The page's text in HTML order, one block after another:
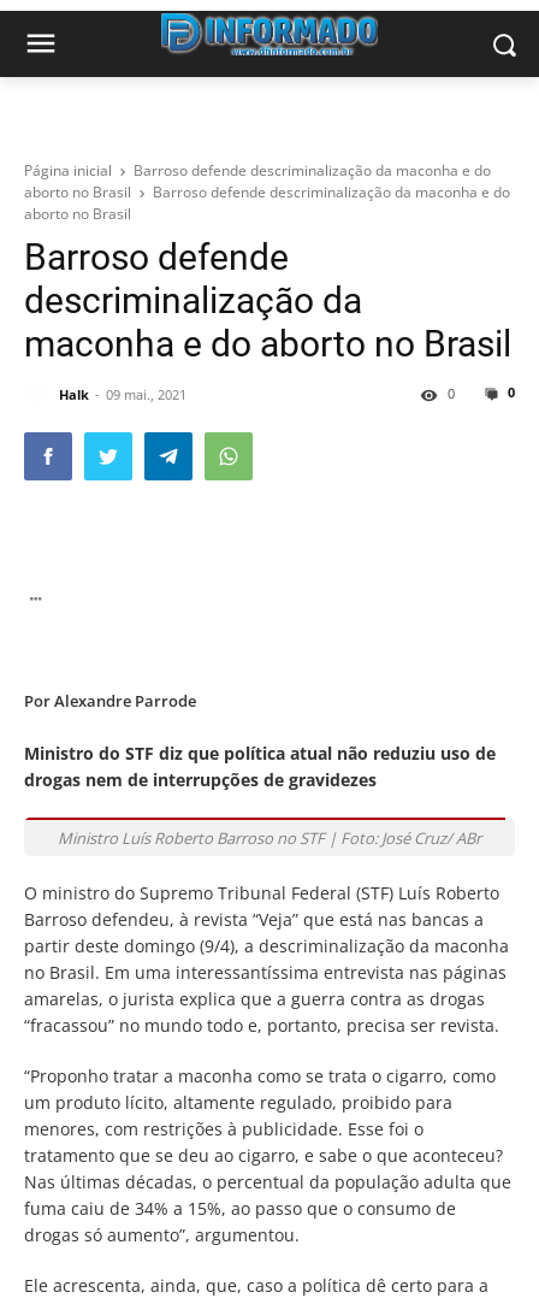
Página inicial
Barroso defende descriminalização da maconha e do
aborto no Brasil
Barroso defende descriminalização da maconha e do
aborto no Brasil
Barroso defende
descriminalização da
maconha e do aborto no Brasil
Halk 09 mai., 2021 0
0
PorAlexandre Parrode
Ministro do STF diz que política atual não reduziu uso de
drogas nem de interrupções de gravidezes
Ministro Luís Roberto Barroso no STF | Foto: José Cruz/ ABr
O ministro do Supremo Tribunal Federal (STF) Luís Roberto
Barroso defendeu, à revista “Veja” que está nas bancas a
partir deste domingo (9/4), a descriminalização da maconha
no Brasil. Em uma interessantíssima entrevista nas páginas
amarelas, o jurista explica que a guerra contra as drogas
“fracassou” no mundo todo e, portanto, precisa ser revista.
“Proponho tratar a maconha como se trata o cigarro, como
um produto lícito, altamente regulado, proibido para
menores, com restrições à publicidade. Esse foi o
tratamento que se deu ao cigarro, e sabe o que aconteceu?
Nas últimas décadas, o percentual da população adulta que
fuma caiu de 34% a 15%, ao passo que o consumo de
drogas só aumento”, argumentou.
Ele acrescenta, ainda, que, caso a política dê certo para a